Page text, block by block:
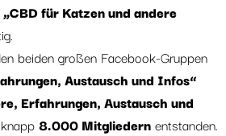
„CBD für Katzen und andere
beiden großen Facebook-Gruppen
Austausch und Infos“
Erfahrungen, Austausch und
8.000 Mitgliedernentstanden.